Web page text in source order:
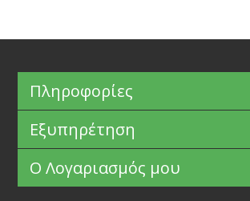
Πληροφορίες
Εξυπηρέτηση
Ο Λογαριασμός μου